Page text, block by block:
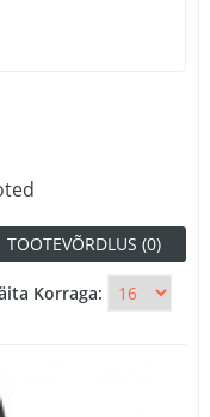
TOOTEVÕRDLUS (0)
Korraga: